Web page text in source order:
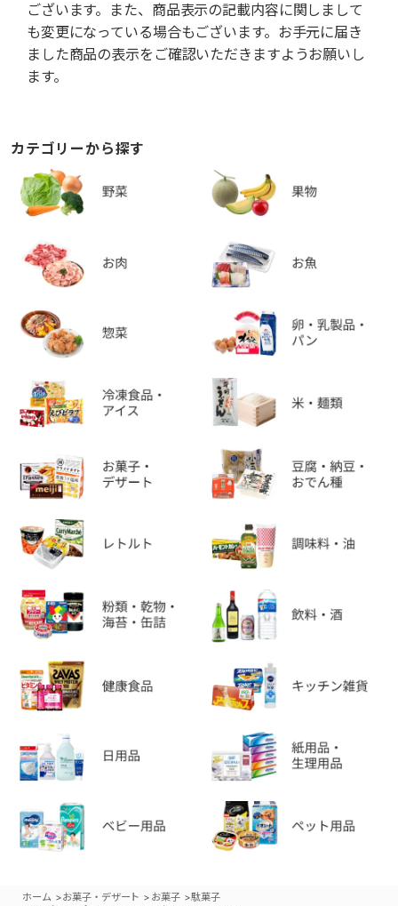
ございます。また、商品表示の記載内容に関しまして
も変更になっている場合もございます。お手元に届き
ました商品の表示をご確認いただきますようお願いし
ます。
カテゴリーから探す
ホーム >お菓子・デザート > お菓子 >駄菓子